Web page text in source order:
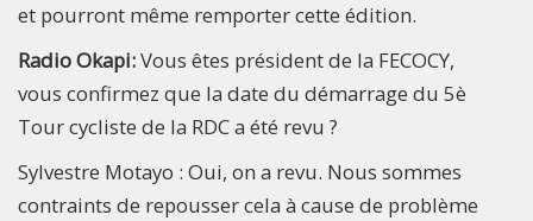
et pourront même remporter cette édition.
Radio Okapi:Vous êtes président de la FECOCY,
vous confirmez que la date du démarrage du 5è
Tour cycliste de la RDC a été revu ?
Sylvestre Motayo : Oui, on a revu. Nous sommes
contraints de repousser cela à cause de problème